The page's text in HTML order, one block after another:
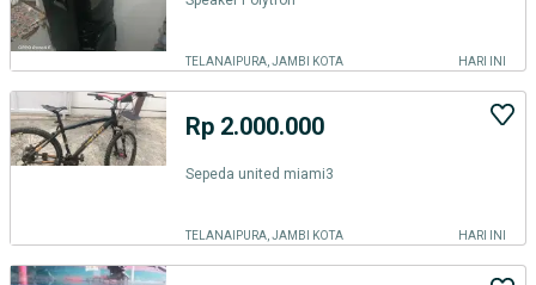
TELANAIPURA, JAMBI KOTA HARI INI
Rp 2.000.000
Sepeda united miami3
TELANAIPURA, JAMBI KOTA HARI INI